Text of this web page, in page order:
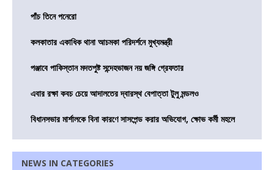
পাঁচ তিনে পনেরো
কলকাতার একাধিক থানা আচমকা পরিদর্শনে মুখ্যমন্ত্রী
পঞ্জাবে পাকিস্তান মদতপুষ্ট সন্দেহভাজন নয় জঙ্গি গ্রেফতার
এবার রক্ষা কবচ চেয়ে আদালতের দ্বারস্থ বেপাত্তা টুলু মন্ডলও
বিধানসভার মার্শালকে বিনা কারণে সাসপেন্ড করার অভিযোগ, ক্ষোভ কর্মী মহলে
NEWS IN CATEGORIES